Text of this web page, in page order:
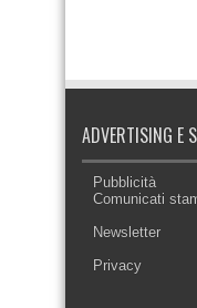
ADVERTISING E
Pubblicità
Comunicati
Newsletter
Privacy